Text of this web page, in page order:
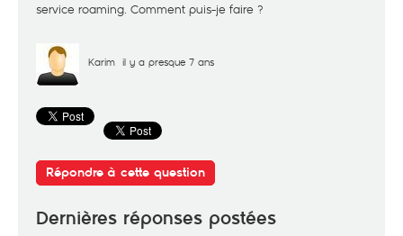
service roaming. Comment puis-je faire ?
Karim il y a presque 7 ans
Répondre à cette question
Dernières réponses postées